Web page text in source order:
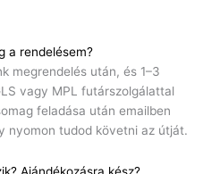
a rendelésem?
megrendelés után, és 1–3
vagy MPL futárszolgálattal
feladása után emailben
nyomon tudod követni az útját.